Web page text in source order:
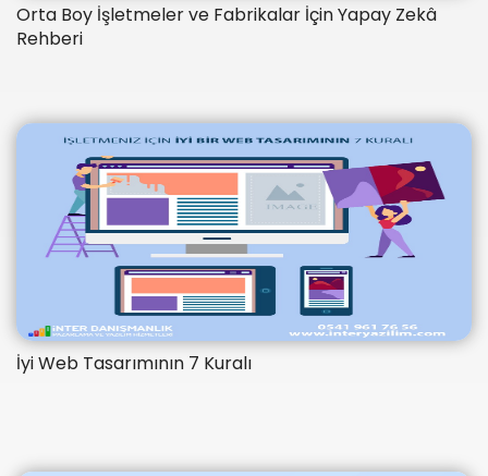
Orta Boy İşletmeler ve Fabrikalar İçin Yapay Zekâ
Rehberi
İyi Web Tasarımının 7 Kuralı